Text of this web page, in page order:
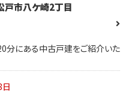
戸市八ケ崎2丁目
分にある中古戸建をご紹介いた